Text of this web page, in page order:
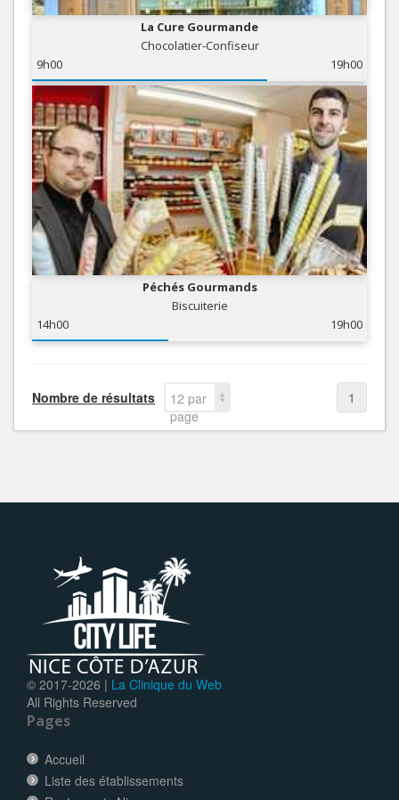
La Cure Gourmande
Chocolatier-Confiseur
9h00
19h00
Péchés Gourmands
Biscuiterie
14h00
19h00
Nombre de résultats
12 par
page
1
© 2017-2026 | La Clinique du Web
All Rights Reserved
Pages
Accueil
Liste des établissements